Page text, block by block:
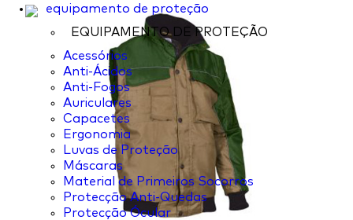
equipamento de proteção
EQUIPAMENTO DE PROTEÇÃO
Acessórios
Anti-Ácidos
Anti-Fogos
Auriculares
Capacetes
Ergonomia
Luvas de Proteção
Máscaras
Material de Primeiros Socorros
Protecção Anti-Quedas
Protecção Ócular